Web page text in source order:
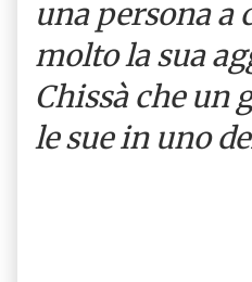
una persona a
molto la sua
Chissà che un
le sue in uno